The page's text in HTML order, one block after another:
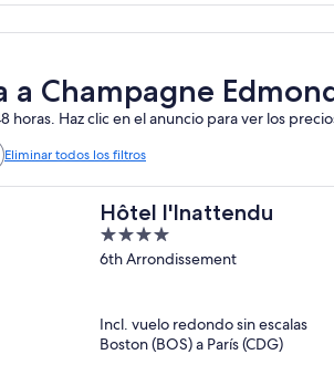
a Champagne
horas. Haz clic en el anuncio para ver los
Eliminar todos los filtros
Hôtel l'Inattendu
4
out
6th Arrondissement
Incl. vuelo redondo sin escalas
Boston (BOS) a París (CDG)